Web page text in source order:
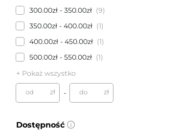
300.00zł - 350.00zł
9
350.00zł - 400.00zł
1
400.00zł - 450.00zł
1
500.00zł - 550.00zł
1
+ Pokaż wszystko
od zł - do zł
Dostępność